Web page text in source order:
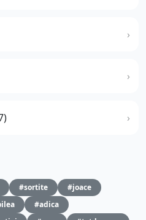
#sortite
#joace
#adica